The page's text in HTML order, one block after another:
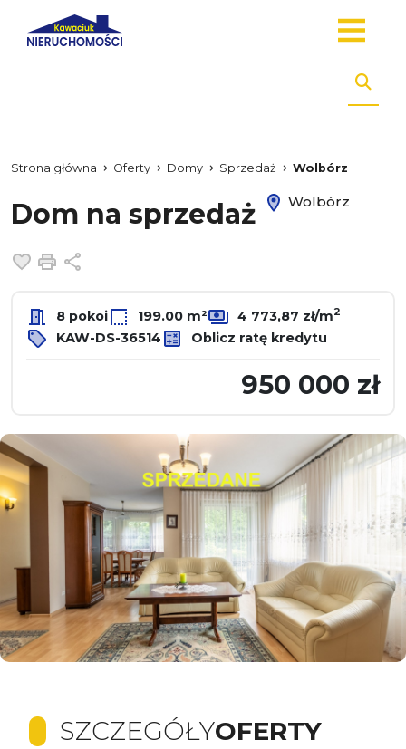
Strona główna Oferty Domy Sprzedaż Wolbórz
Dom na sprzedaż Wolbórz
Dodaj do ulubionych
Drukuj
8 pokoi 199.00 m² 4 773,87 zł/m2
KAW-DS-36514 Oblicz ratę kredytu
950 000 zł
SZCZEGÓŁYOFERTY